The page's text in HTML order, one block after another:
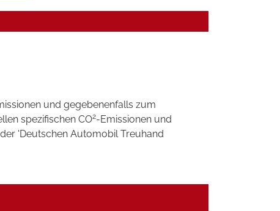
und gegebenenfalls zum
spezifischen CO2-Emissionen und
'Deutschen Automobil Treuhand